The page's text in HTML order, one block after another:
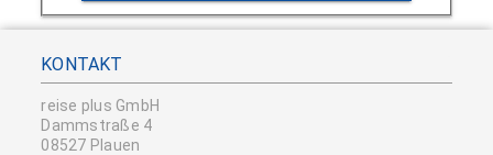
KONTAKT
reise plus GmbH
Dammstraße 4
08527 Plauen